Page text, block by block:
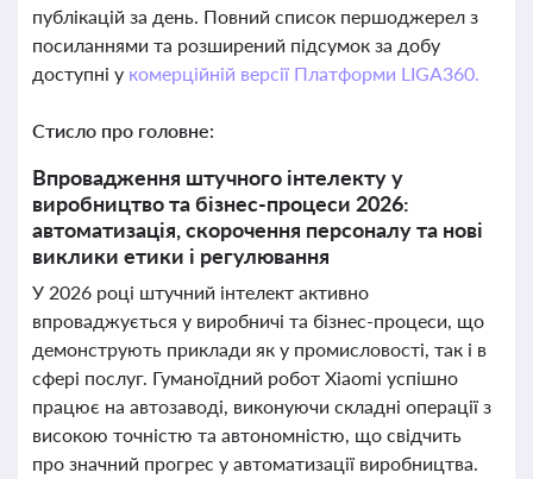
публікацій за день. Повний список першоджерел з
посиланнями та розширений підсумок за добу
доступні у комерційній версії Платформи LIGA360.
Стисло про головне:
Впровадження штучного інтелекту у
виробництво та бізнес-процеси 2026:
автоматизація, скорочення персоналу та нові
виклики етики і регулювання
У 2026 році штучний інтелект активно
впроваджується у виробничі та бізнес-процеси, що
демонструють приклади як у промисловості, так і в
сфері послуг. Гуманоїдний робот Xiaomi успішно
працює на автозаводі, виконуючи складні операції з
високою точністю та автономністю, що свідчить
про значний прогрес у автоматизації виробництва.